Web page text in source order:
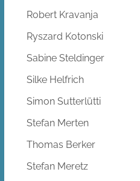
Robert Kravanja
Ryszard Kotonski
Sabine Steldinger
Silke Helfrich
Simon Sutterlütti
Stefan Merten
Thomas Berker
Stefan Meretz